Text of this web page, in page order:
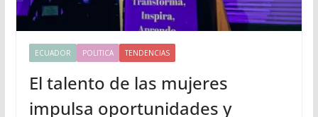
ECUADOR POLITICA TENDENCIAS
El talento de las mujeres
impulsa oportunidades y